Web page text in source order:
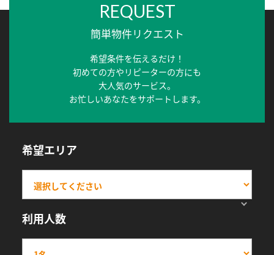
REQUEST
簡単物件リクエスト
希望条件を伝えるだけ！
初めての方やリピーターの方にも
大人気のサービス。
お忙しいあなたをサポートします。
希望エリア
利用人数